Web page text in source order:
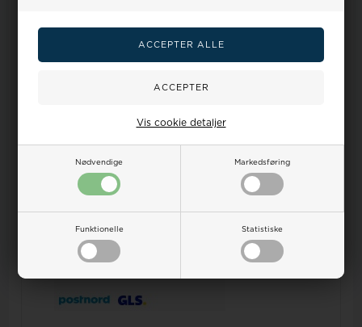
Nødvendige Markedsføring
Funktionelle Statistiske
Vis cookie detaljer
fordele
på ure
Dansk Webshop - vi sender
fra Danmark!
Kundeservice hverdage fra kl 9-17 Tlf.:32 122 551 E-
100 dages returret på alle ubrugte varer
Prisgaranti, vi matcher alle priser -
læs mere her
mere her - en del Houmann's webshops